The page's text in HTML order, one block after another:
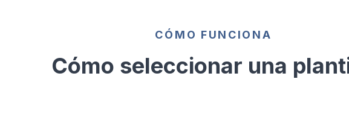
CÓMO FUNCIONA
Cómo seleccionar una